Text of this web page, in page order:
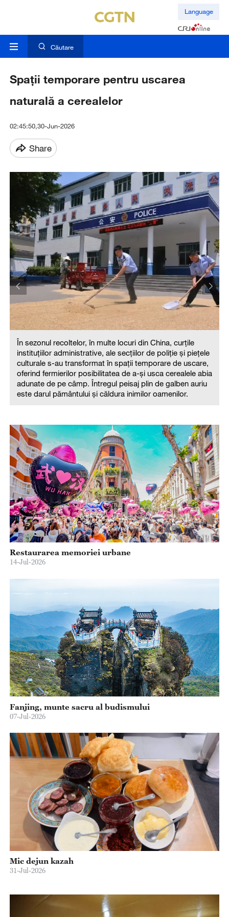
Language
Căutare
Spații temporare pentru uscarea
naturală a cerealelor
02:45:50,30-Jun-2026
Share
În sezonul recoltelor, în multe locuri din China, curțile
instituțiilor administrative, ale secțiilor de poliție și piețele
culturale s-au transformat în spații temporare de uscare,
oferind fermierilor posibilitatea de a-și usca cerealele abia
adunate de pe câmp. Întregul peisaj plin de galben auriu
este darul pământului și căldura inimilor oamenilor.
Restaurarea memoriei urbane
14-Jul-2026
Fanjing, munte sacru al budismului
07-Jul-2026
Mic dejun kazah
31-Jul-2026